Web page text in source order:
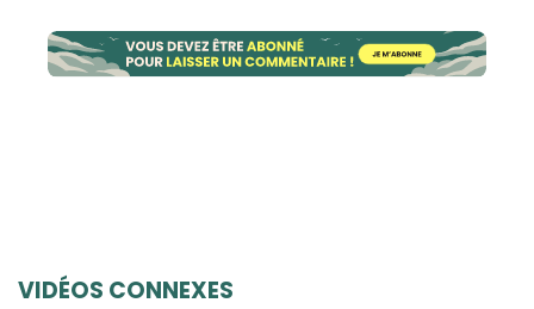
VIDÉOS CONNEXES